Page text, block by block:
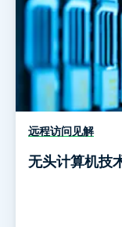
远程访问见解
无头计算机技